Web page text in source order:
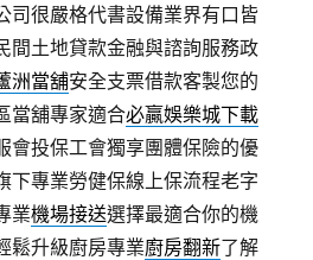
司很嚴格代書設備業界有口皆
間土地貸款金融與諮詢服務政
洲當舖安全支票借款客製您的
當舖專家適合必贏娛樂城下載
會投保工會獨享團體保險的優
下專業勞健保線上保流程老字
業機場接送選擇最適合你的機
鬆升級廚房專業廚房翻新了解